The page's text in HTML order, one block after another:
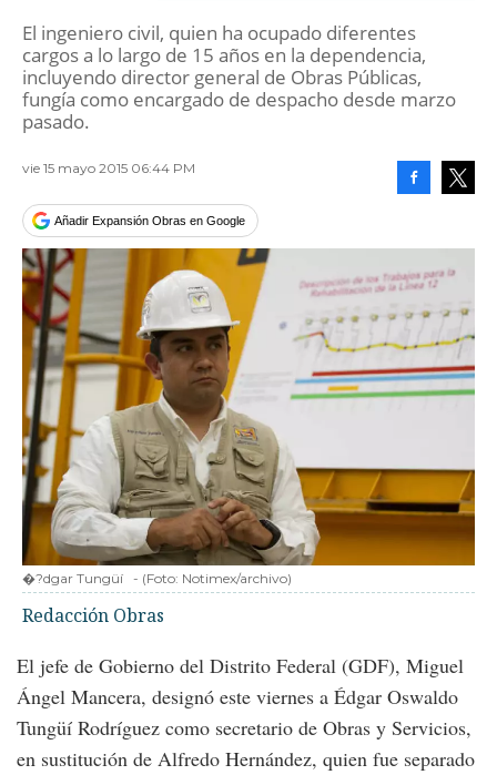
El ingeniero civil, quien ha ocupado diferentes
cargos a lo largo de 15 años en la dependencia,
incluyendo director general de Obras Públicas,
fungía como encargado de despacho desde marzo
pasado.
vie 15 mayo 2015 06:44 PM
Añadir Expansión Obras en Google
�?dgar Tungüí - (Foto: Notimex/archivo)
Redacción Obras
El jefe de Gobierno del Distrito Federal (GDF), Miguel
Ángel Mancera, designó este viernes a Édgar Oswaldo
Tungüí Rodríguez como secretario de Obras y Servicios,
en sustitución de Alfredo Hernández, quien fue separado